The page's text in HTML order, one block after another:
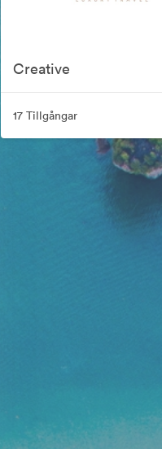
Creative
17 Tillgångar